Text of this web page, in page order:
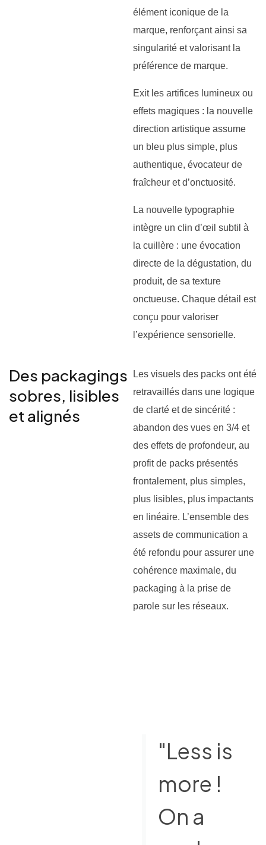
élément iconique de la
marque, renforçant ainsi sa
singularité et valorisant la
préférence de marque.
Exit les artifices lumineux ou
effets magiques : la nouvelle
direction artistique assume
un bleu plus simple, plus
authentique, évocateur de
fraîcheur et d’onctuosité.
La nouvelle typographie
intègre un clin d’œil subtil à
la cuillère : une évocation
directe de la dégustation, du
produit, de sa texture
onctueuse. Chaque détail est
conçu pour valoriser
l’expérience sensorielle.
Des packagings
sobres, lisibles
et alignés
Les visuels des packs ont été
retravaillés dans une logique
de clarté et de sincérité :
abandon des vues en 3/4 et
des effets de profondeur, au
profit de packs présentés
frontalement, plus simples,
plus lisibles, plus impactants
en linéaire. L’ensemble des
assets de communication a
été refondu pour assurer une
cohérence maximale, du
packaging à la prise de
parole sur les réseaux.
"Less is
more !
On a